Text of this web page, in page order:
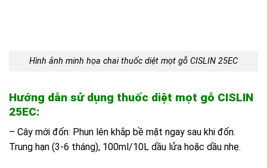
Hình ảnh minh họa chai thuốc diệt mọt gỗ CISLIN 25EC
Hướng dẫn sử dụng thuốc diệt mọt gỗ CISLIN
25EC:
– Cây mới đốn: Phun lên khắp bề mặt ngay sau khi đốn.
Trung hạn (3-6 tháng), 100ml/10L dầu lửa hoặc dầu nhẹ.